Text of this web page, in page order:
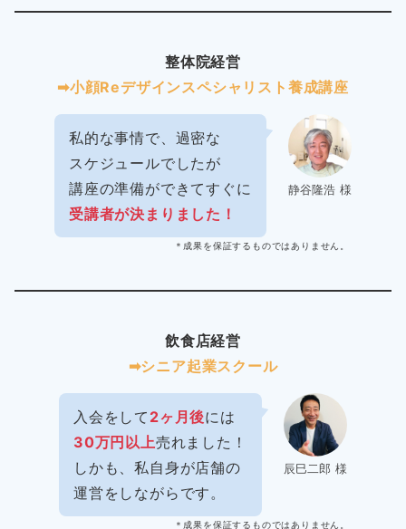
整体院経営
➡︎小顔Reデザインスペシャリスト養成講座
静谷隆浩 様
私的な事情で、過密な
スケジュールでしたが
講座の準備ができてすぐに
受講者が決まりました！
＊成果を保証するものではありません。
飲食店経営
➡︎シニア起業スクール
辰巳二郎 様
入会をして 2ヶ月後には
30万円以上売れました！
しかも、私自身が店舗の
運営をしながらです。
＊成果を保証するものではありません。